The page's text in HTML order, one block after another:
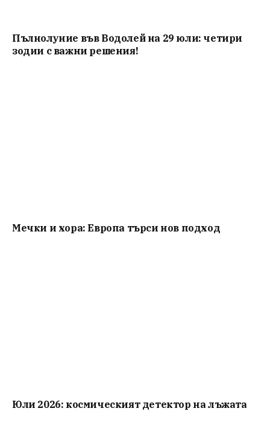
Пълнолуние във Водолей на 29 юли: четири
зодии с важни решения!
Мечки и хора: Европа търси нов подход
Юли 2026: космическият детектор на лъжата